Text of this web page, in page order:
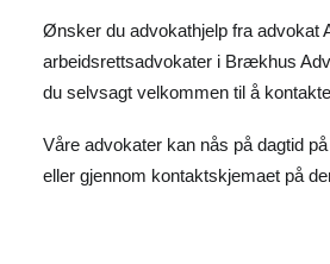
Ønsker du advokathjelp fra advokat
arbeidsrettsadvokater i Brækhus
du selvsagt velkommen til å
Våre advokater kan nås på dagtid
eller gjennom kontaktskjemaet på